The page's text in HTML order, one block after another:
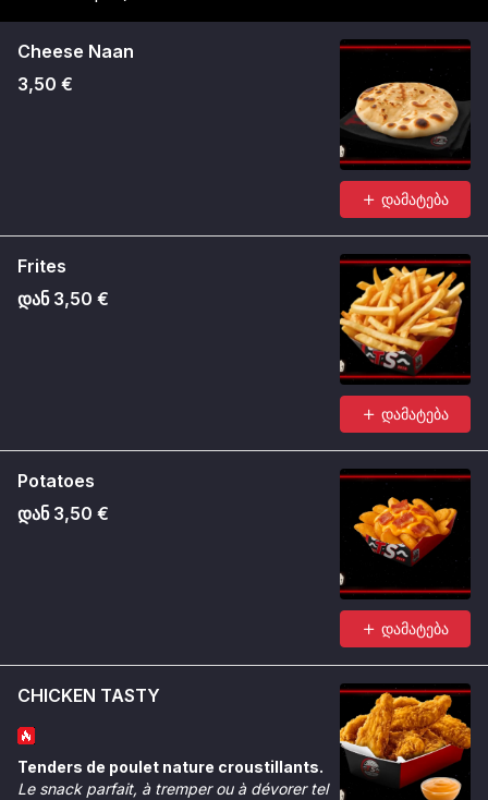
Cheese Naan
3,50 €
დამატება
Frites
დან 3,50 €
დამატება
Potatoes
დან 3,50 €
დამატება
CHICKEN TASTY
Tenders de poulet nature croustillants.
Le snack parfait, à tremper ou à dévorer tel